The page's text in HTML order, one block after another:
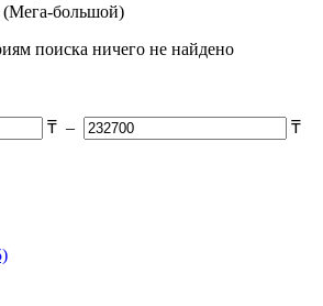
большой)
поиска ничего не найдено
₸ – ₸